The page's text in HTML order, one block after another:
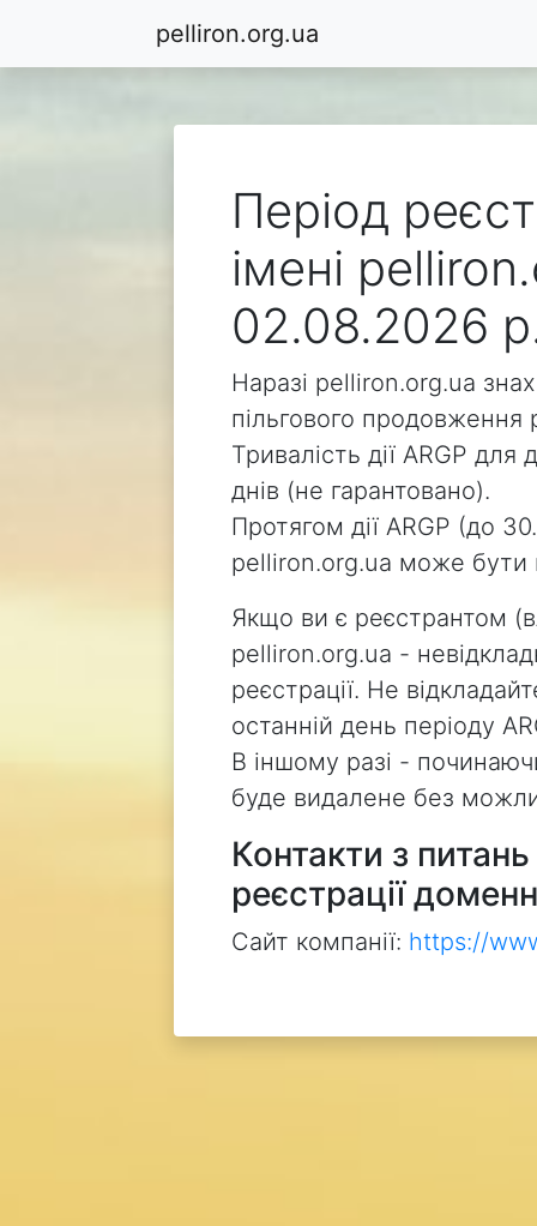
pelliron.org.ua
Період
імені
02.08.2026
Наразі pelliron.org.ua
пільгового продовження
Тривалість дії ARGP
днів (не гарантовано).
Протягом дії ARGP (до
pelliron.org.ua може бути
Якщо ви є реєстрантом
pelliron.org.ua -
реєстрації. Не
останній день періоду
В іншому разі -
буде видалене без
Контакти з
реєстрації
Сайт компанії: https://